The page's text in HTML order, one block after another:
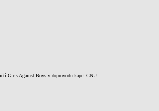
Girls Against Boys v doprovodu kapel GNU